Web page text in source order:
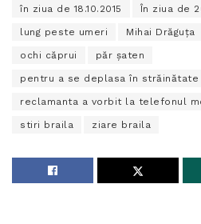
în ziua de 18.10.2015 În ziua de
lung peste umeri Mihai Drăguţa
ochi căprui păr şaten
pentru a se deplasa în străinătate
reclamanta a vorbit la telefonul
stiri braila ziare braila